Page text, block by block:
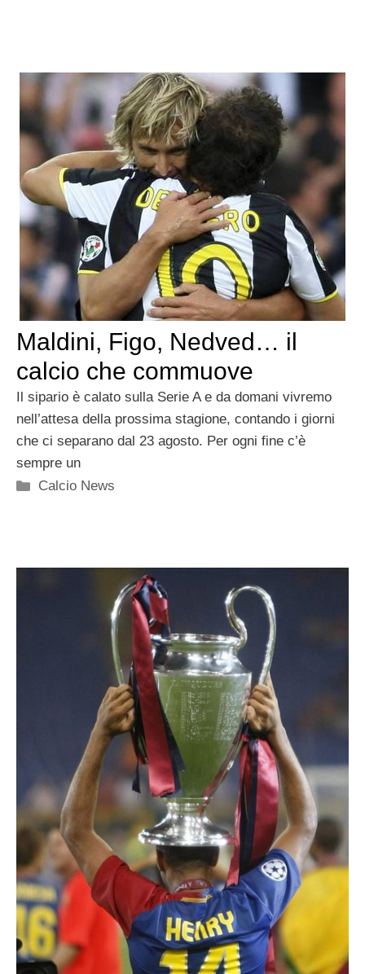
Maldini, Figo, Nedved… il
calcio che commuove
Il sipario è calato sulla Serie A e da domani vivremo
nell’attesa della prossima stagione, contando i giorni
che ci separano dal 23 agosto. Per ogni fine c’è
sempre un
Categorie
Calcio News